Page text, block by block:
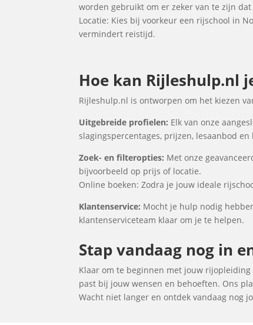
worden gebruikt om er zeker van te zijn
Locatie: Kies bij voorkeur een rijschool in
vermindert reistijd.
Hoe kan Rijleshulp.nl
Rijleshulp.nl is ontworpen om het kiezen
Uitgebreide profielen: Elk van onze
slagingspercentages, prijzen, lesaanbod
Zoek- en filteropties: Met onze
bijvoorbeeld op prijs of locatie.
Online boeken: Zodra je jouw ideale
Klantenservice: Mocht je hulp nodig
klantenserviceteam klaar om je te helpen.
Stap vandaag nog in
Klaar om te beginnen met jouw
past bij jouw wensen en behoeften. Ons
Wacht niet langer en ontdek vandaag nog